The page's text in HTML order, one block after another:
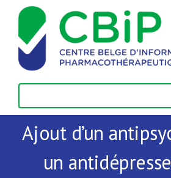
Passer
contenu
Actualités
Publications
Ajout d’un
un